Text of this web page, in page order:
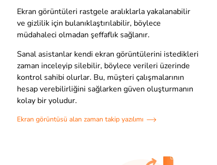
Ekran görüntüleri rastgele aralıklarla yakalanabilir
ve gizlilik için bulanıklaştırılabilir, böylece
müdahaleci olmadan şeffaflık sağlanır.
Sanal asistanlar kendi ekran görüntülerini istedikleri
zaman inceleyip silebilir, böylece verileri üzerinde
kontrol sahibi olurlar. Bu, müşteri çalışmalarının
hesap verebilirliğini sağlarken güven oluşturmanın
kolay bir yoludur.
Ekran görüntüsü alan zaman takip yazılımı